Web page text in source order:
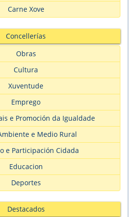
Carne Xove
Concellerías
Obras
Cultura
Xuventude
Emprego
e Promoción da Igualdade
e Medio Rural
e Participación Cidada
Educacion
Deportes
Destacados